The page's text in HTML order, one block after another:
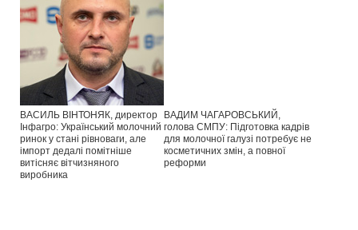
ВАСИЛЬ ВІНТОНЯК, директор
Інфагро: Український молочний
ринок у стані рівноваги, але
імпорт дедалі помітніше
витісняє вітчизняного
виробника
ВАДИМ ЧАГАРОВСЬКИЙ,
голова СМПУ: Підготовка кадрів
для молочної галузі потребує не
косметичних змін, а повної
реформи